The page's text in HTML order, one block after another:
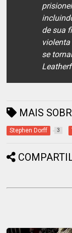
de sua
se
MAIS
Stephen Dorff 3